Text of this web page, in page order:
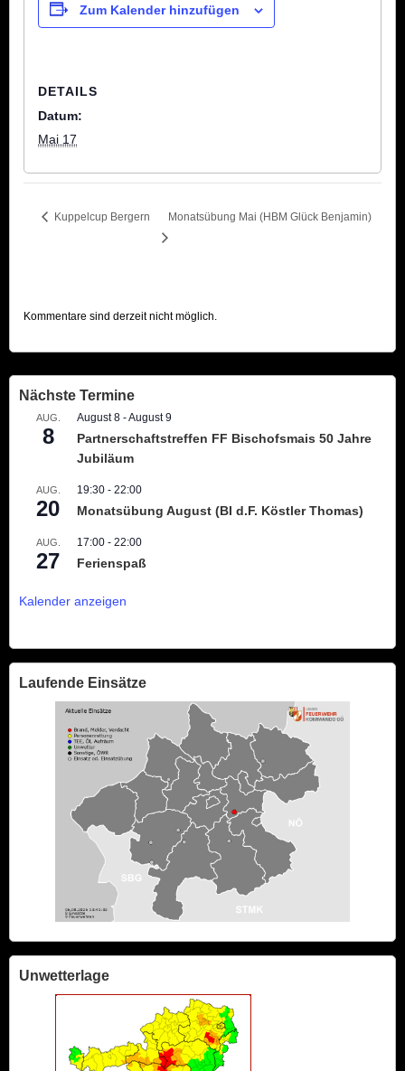
Zum Kalender hinzufügen
DETAILS
Datum:
Mai 17
Kuppelcup Bergern Monatsübung Mai (HBM Glück Benjamin)
Kommentare sind derzeit nicht möglich.
Nächste Termine
AUG.
8
August 8 -August 9
Partnerschaftstreffen FF Bischofsmais 50 Jahre
Jubiläum
AUG.
20
19:30 - 22:00
Monatsübung August (BI d.F. Köstler Thomas)
AUG.
27
17:00 - 22:00
Ferienspaß
Kalender anzeigen
Laufende Einsätze
Unwetterlage